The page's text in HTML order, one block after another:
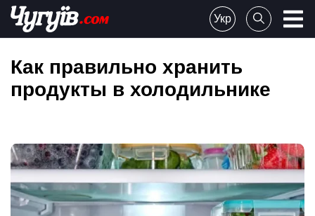
Skip
content
Chuguiv
Укр
Как правильно хранить
продукты в холодильнике